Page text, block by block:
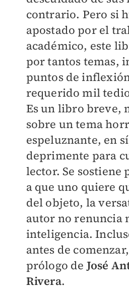
contrario. Pero si
apostado por el
académico, este
por tantos temas,
puntos de
requerido mil
Es un libro breve,
sobre un tema
espeluznante, en
deprimente para
lector. Se sostiene
a que uno quiere
del objeto, la
autor no renuncia
inteligencia.
antes de
prólogo de José
Rivera.